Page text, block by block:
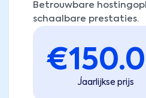
€
Jaarlijkse prijs
Betrouwbare
schaalbare prestaties.